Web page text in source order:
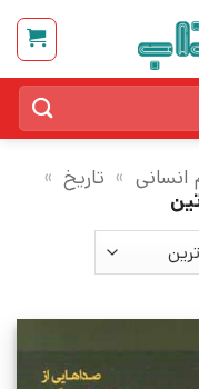
انسانی » تاریخ »